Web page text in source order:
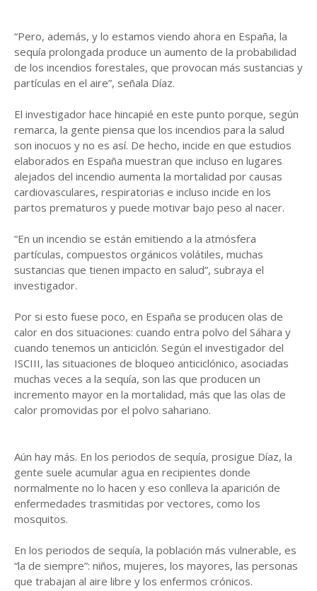
“Pero, además, y lo estamos viendo ahora en España, la
sequía prolongada produce un aumento de la probabilidad
de los incendios forestales, que provocan más sustancias y
partículas en el aire”, señala Díaz.
El investigador hace hincapié en este punto porque, según
remarca, la gente piensa que los incendios para la salud
son inocuos y no es así. De hecho, incide en que estudios
elaborados en España muestran que incluso en lugares
alejados del incendio aumenta la mortalidad por causas
cardiovasculares, respiratorias e incluso incide en los
partos prematuros y puede motivar bajo peso al nacer.
“En un incendio se están emitiendo a la atmósfera
partículas, compuestos orgánicos volátiles, muchas
sustancias que tienen impacto en salud”, subraya el
investigador.
Por si esto fuese poco, en España se producen olas de
calor en dos situaciones: cuando entra polvo del Sáhara y
cuando tenemos un anticiclón. Según el investigador del
ISCIII, las situaciones de bloqueo anticiclónico, asociadas
muchas veces a la sequía, son las que producen un
incremento mayor en la mortalidad, más que las olas de
calor promovidas por el polvo sahariano.
Aún hay más. En los periodos de sequía, prosigue Díaz, la
gente suele acumular agua en recipientes donde
normalmente no lo hacen y eso conlleva la aparición de
enfermedades trasmitidas por vectores, como los
mosquitos.
En los periodos de sequía, la población más vulnerable, es
“la de siempre”: niños, mujeres, los mayores, las personas
que trabajan al aire libre y los enfermos crónicos.